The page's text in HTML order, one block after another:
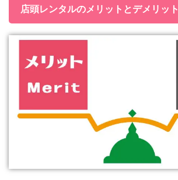
店頭レンタルのメリットとデメリット